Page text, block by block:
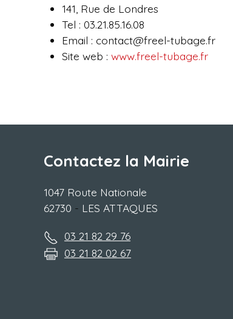
141, Rue de Londres
Tel : 03.21.85.16.08
Email : contact@freel-tubage.fr
Site web : www.freel-tubage.fr
Contactez la Mairie
1047 Route Nationale
62730 - LES ATTAQUES
03 21 82 29 76
03 21 82 02 67